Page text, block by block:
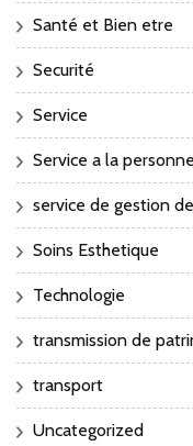
Santé et Bien etre
Securité
Service
Service a la personne
service de gestion
Soins Esthetique
Technologie
transmission de
transport
Uncategorized